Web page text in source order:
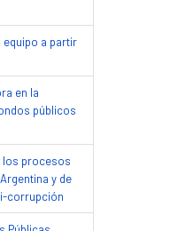
equipo a partir
en la
públicos
los procesos
y de
corrupción